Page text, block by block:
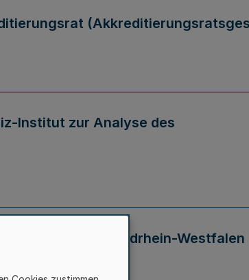
Institut zur Analyse des
des Landes Nordrhein-Westfalen